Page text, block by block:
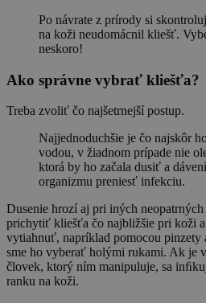
Po návrate z prírody si
na koži neudomácnil kliešť.
neskoro!
Ako správne vybrať kliešťa?
Treba zvoliť čo najšetrnejší postup.
Najjednoduchšie je čo najskôr
vodou, v žiadnom prípade nie
ktorá by ho začala dusiť a
organizmu preniesť infekciu.
Dusenie hrozí aj pri iných
prichytiť kliešťa čo najbližšie pri koži
vytiahnuť, napríklad pomocou
sme ho vyberať holými rukami. Ak je
človek, ktorý ním manipuluje, sa
ranku na koži.